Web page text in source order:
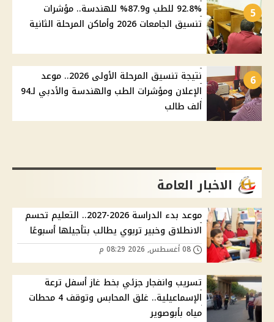
5
92.8% للطب و87.9% للهندسة.. مؤشرات
تنسيق الجامعات 2026 وأماكن المرحلة الثانية
6
نتيجة تنسيق المرحلة الأولى 2026.. موعد
الإعلان ومؤشرات الطب والهندسة والأدبي لـ94
ألف طالب
الاخبار العامة
موعد بدء الدراسة 2026-2027.. التعليم تحسم
الانطلاق وخبير تربوي يطالب بتأجيلها أسبوعًا
تسريب وانفجار جزئي بخط غاز أسفل ترعة
الإسماعيلية.. غلق المحابس وتوقف 4 محطات
مياه بأبوصوير